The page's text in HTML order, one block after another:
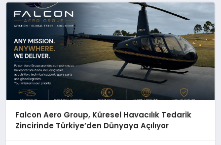
Falcon Aero Group, Küresel Havacılık Tedarik
Zincirinde Türkiye’den Dünyaya Açılıyor